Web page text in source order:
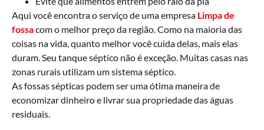
Aqui você encontra o serviço de uma empresa Limpa de
fossacom o melhor preço da região. Como na maioria das
coisas na vida, quanto melhor você cuida delas, mais elas
duram. Seu tanque séptico não é exceção. Muitas casas nas
zonas rurais utilizam um sistema séptico.
As fossas sépticas podem ser uma ótima maneira de
economizar dinheiro e livrar sua propriedade das águas
residuais.